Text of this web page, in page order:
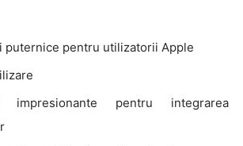
puternice pentru utilizatorii Apple
impresionante pentru integrarea